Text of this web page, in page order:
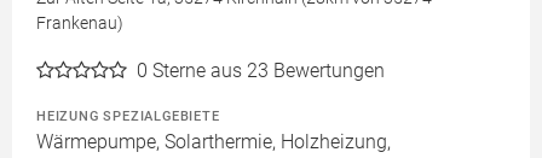
Frankenau)
0 Sterne aus 23 Bewertungen
HEIZUNG SPEZIALGEBIETE
Wärmepumpe, Solarthermie, Holzheizung,